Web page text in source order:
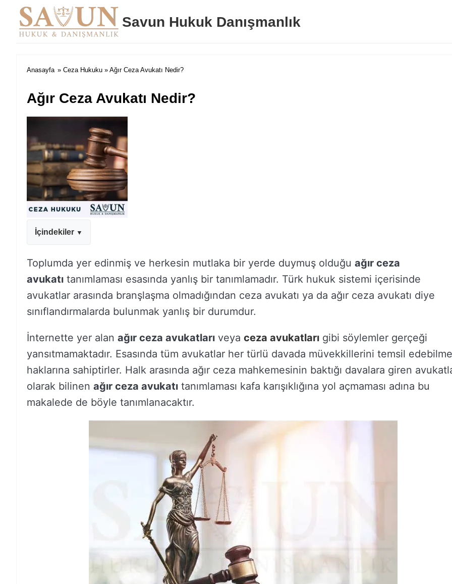
Savun Hukuk Danışmanlık
Anasayfa » Ceza Hukuku » Ağır Ceza Avukatı Nedir?
Ağır Ceza Avukatı Nedir?
İçindekiler
Toplumda yer edinmiş ve herkesin mutlaka bir yerde duymuş olduğu ağır ceza
avukatı tanımlaması esasında yanlış bir tanımlamadır. Türk hukuk sistemi içerisinde
avukatlar arasında branşlaşma olmadığından ceza avukatı ya da ağır ceza avukatı diye
sınıflandırmalarda bulunmak yanlış bir durumdur.
İnternette yer alan ağır ceza avukatları veya ceza avukatları gibi söylemler gerçeği
yansıtmamaktadır. Esasında tüm avukatlar her türlü davada müvekkillerini temsil edebilme
haklarına sahiptirler. Halk arasında ağır ceza mahkemesinin baktığı davalara giren
olarak bilinen ağır ceza avukatı tanımlaması kafa karışıklığına yol açmaması adına bu
makalede de böyle tanımlanacaktır.